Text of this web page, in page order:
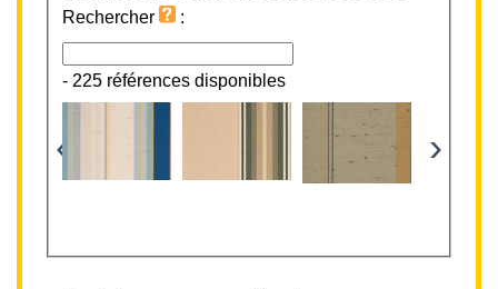
Rechercher
:
- 225 références disponibles
‹ ›